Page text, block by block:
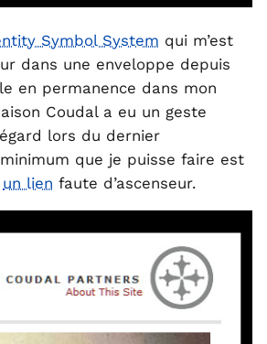
Symbol System qui m’est
dans une enveloppe depuis
en permanence dans mon
Coudal a eu un geste
lors du dernier
que je puisse faire est
un lien faute d’ascenseur.